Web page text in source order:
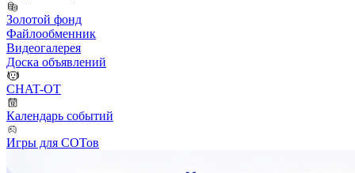
Золотой фонд
Файлообменник
Видеогалерея
Доска объявлений
CHAT-OT
Календарь событий
Игры для СОТов